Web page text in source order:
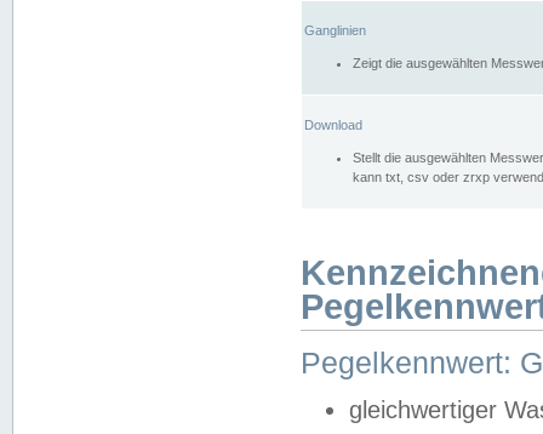
Ganglinien
Zeigt die ausgewählten
Download
Stellt die ausgewählten
kann txt, csv oder zrxp
Pegelkennwert:
gleichwertiger